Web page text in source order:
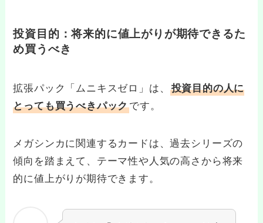
投資目的：将来的に値上がりが期待できるた
め買うべき
拡張パック「ムニキスゼロ」は、
投資目的の人に
とっても買うべきパックです。
メガシンカに関連するカードは、過去シリーズの
傾向を踏まえて、テーマ性や人気の高さから将来
的に値上がりが期待できます。